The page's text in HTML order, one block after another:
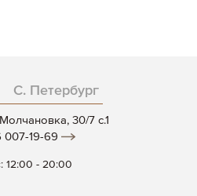
С. Петербург
30/7 c.1
007-19-69
12:00 - 20:00